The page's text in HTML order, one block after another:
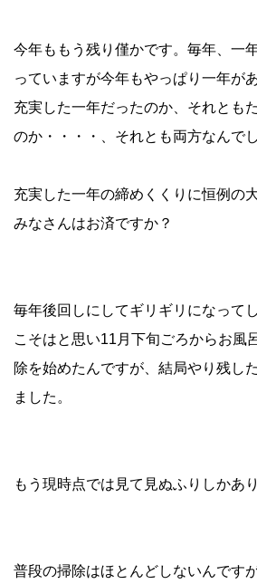
今年ももう残り僅かです。毎年、一
っていますが今年もやっぱり一年が
充実した一年だったのか、それとも
のか・・・・、それとも両方なんで
充実した一年の締めくくりに恒例の
みなさんはお済ですか？
毎年後回しにしてギリギリになって
こそはと思い11月下旬ごろからお風
除を始めたんですが、結局やり残し
ました。
もう現時点では見て見ぬふりしかあ
普段の掃除はほとんどしないんです